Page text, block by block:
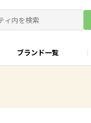
ブランド一覧